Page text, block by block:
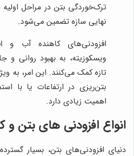
ترک‌خوردگی بتن در مراحل
نهایی سازه تضمین می‌شود.
افزودنی‌های کاهنده آب و
ویسکوزیته، به بهبود روانی و
تازه کمک می‌کنند. این امر، به
بتن‌ریزی در ارتفاعات یا با
اهمیت زیادی دارد.
انواع افزودنی های بتن و
دنیای افزودنی‌های بتن، بسیار